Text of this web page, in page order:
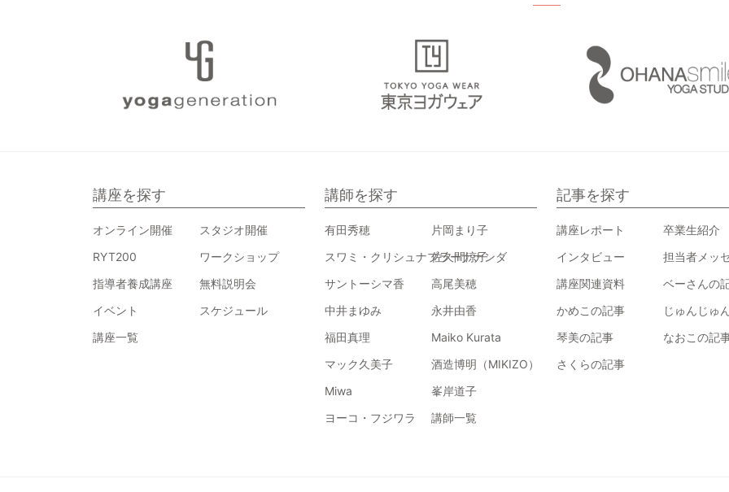
講座を探す
オンライン開催
スタジオ開催
RYT200
ワークショップ
指導者養成講座
無料説明会
イベント
スケジュール
講座一覧
講師を探す
有田秀穂
片岡まり子
スワミ・クリシュナプラーナナンダ
佐久間涼子
サントーシマ香
高尾美穂
中井まゆみ
永井由香
福田真理
Maiko Kurata
マック久美子
酒造博明（MIKIZO）
Miwa
峯岸道子
ヨーコ・フジワラ
講師一覧
記事を探す
講座レポート
卒業生紹介
インタビュー
担当者メッ
講座関連資料
ベーさんの
かめこの記事
じゅんじゅ
琴美の記事
なおこの記
さくらの記事